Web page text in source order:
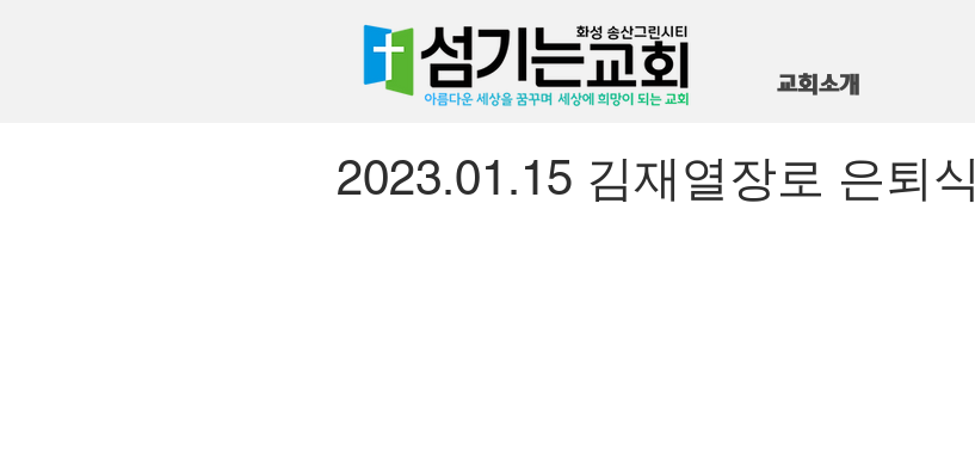
교회소개
2023.01.15 김재열장로 은퇴식